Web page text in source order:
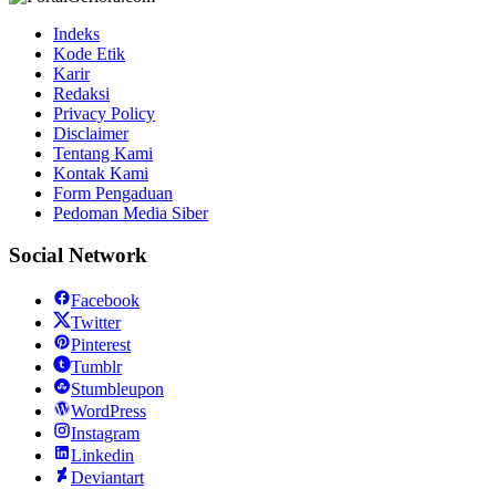
Indeks
Kode Etik
Karir
Redaksi
Privacy Policy
Disclaimer
Tentang Kami
Kontak Kami
Form Pengaduan
Pedoman Media Siber
Social Network
Facebook
Twitter
Pinterest
Tumblr
Stumbleupon
WordPress
Instagram
Linkedin
Deviantart